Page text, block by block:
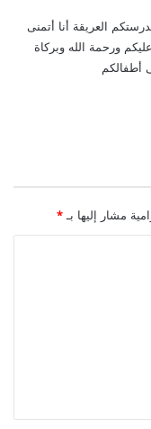
العريقة أنا أتمنى
ورحمة الله وبركاة
أطفالكم
مشار إليها بـ*